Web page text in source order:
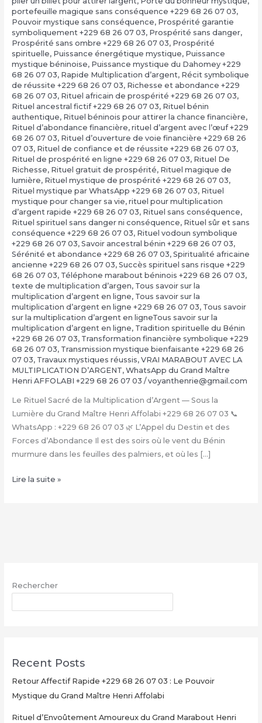
portefeuille magique sans conséquence +229 68 26 07 03,
Pouvoir mystique sans conséquence, Prospérité garantie
symboliquement +229 68 26 07 03, Prospérité sans danger,
Prospérité sans ombre +229 68 26 07 03, Prospérité
spirituelle, Puissance énergétique mystique, Puissance
mystique béninoise, Puissance mystique du Dahomey +229
68 26 07 03, Rapide Multiplication d’argent, Récit symbolique
de réussite +229 68 26 07 03, Richesse et abondance +229
68 26 07 03, Rituel africain de prospérité +229 68 26 07 03,
Rituel ancestral fictif +229 68 26 07 03, Rituel bénin
authentique, Rituel béninois pour attirer la chance financière,
Rituel d’abondance financière, rituel d’argent avec l’œuf +229
68 26 07 03, Rituel d’ouverture de voie financière +229 68 26
07 03, Rituel de confiance et de réussite +229 68 26 07 03,
Rituel de prospérité en ligne +229 68 26 07 03, Rituel De
Richesse, Rituel gratuit de prospérité, Rituel magique de
lumière, Rituel mystique de prospérité +229 68 26 07 03,
Rituel mystique par WhatsApp +229 68 26 07 03, Rituel
mystique pour changer sa vie, rituel pour multiplication
d’argent rapide +229 68 26 07 03, Rituel sans conséquence,
Rituel spirituel sans danger ni conséquence, Rituel sûr et sans
conséquence +229 68 26 07 03, Rituel vodoun symbolique
+229 68 26 07 03, Savoir ancestral bénin +229 68 26 07 03,
Sérénité et abondance +229 68 26 07 03, Spiritualité africaine
ancienne +229 68 26 07 03, Succès spirituel sans risque +229
68 26 07 03, Téléphone marabout béninois +229 68 26 07 03,
texte de multiplication d’argen, Tous savoir sur la
multiplication d’argent en ligne, Tous savoir sur la
multiplication d’argent en ligne +229 68 26 07 03, Tous savoir
sur la multiplication d’argent en ligneTous savoir sur la
multiplication d’argent en ligne, Tradition spirituelle du Bénin
+229 68 26 07 03, Transformation financière symbolique +229
68 26 07 03, Transmission mystique bienfaisante +229 68 26
07 03, Travaux mystiques réussis, VRAI MARABOUT AVEC LA
MULTIPLICATION D’ARGENT, WhatsApp du Grand Maître
Henri AFFOLABI +229 68 26 07 03 /voyanthenrie@gmail.com
Le Rituel Sacré de la Multiplication d’Argent — Sous la
Lumière du Grand Maître Henri Affolabi +229 68 26 07 03 📞
WhatsApp : +229 68 26 07 03 🌿 L’Appel du Destin et des
Forces d’Abondance Il est des soirs où le vent du Bénin
murmure dans les feuilles des palmiers, et où les […]
La
Henri
–
et
Ultra-
Rapide
Lire la suite »
Rechercher
Recent Posts
Retour Affectif Rapide +229 68 26 07 03 : Le Pouvoir
Mystique du Grand Maître Henri Affolabi
Rituel d’Envoûtement Amoureux du Grand Marabout Henri